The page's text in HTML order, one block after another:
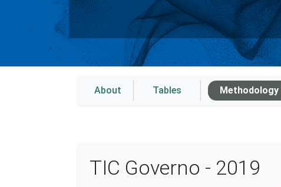
About Tables Methodology
TIC Governo - 2019